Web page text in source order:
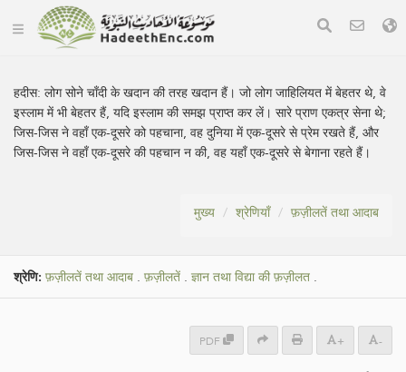
हदीस:लोग सोने चाँदी के खदान की तरह खदान हैं। जो लोग जाहिलियत में बेहतर थे, वे
इस्लाम में भी बेहतर हैं, यदि इस्लाम की समझ प्राप्त कर लें। सारे प्राण एकत्र सेना थे;
जिस-जिस ने वहाँ एक-दूसरे को पहचाना, वह दुनिया में एक-दूसरे से प्रेम रखते हैं, और
जिस-जिस ने वहाँ एक-दूसरे की पहचान न की, वह यहाँ एक-दूसरे से बेगाना रहते हैं।
मुख्य श्रेणियाँ फ़ज़ीलतें तथा आदाब
श्रेणि: फ़ज़ीलतें तथा आदाब . फ़ज़ीलतें . ज्ञान तथा विद्या की फ़ज़ीलत .
PDF + -